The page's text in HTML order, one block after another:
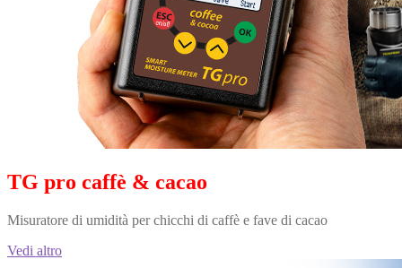
TG pro caffè & cacao
Misuratore di umidità per chicchi di caffè e fave di cacao
Vedi altro